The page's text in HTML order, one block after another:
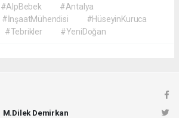
#AlpBebek
#Antalya
#İnşaatMühendisi
#HüseyinKuruca
#Tebrikler #YeniDoğan
M.Dilek Demirkan